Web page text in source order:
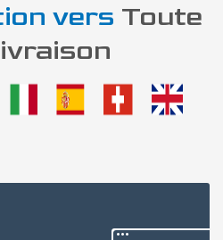
vers Toute